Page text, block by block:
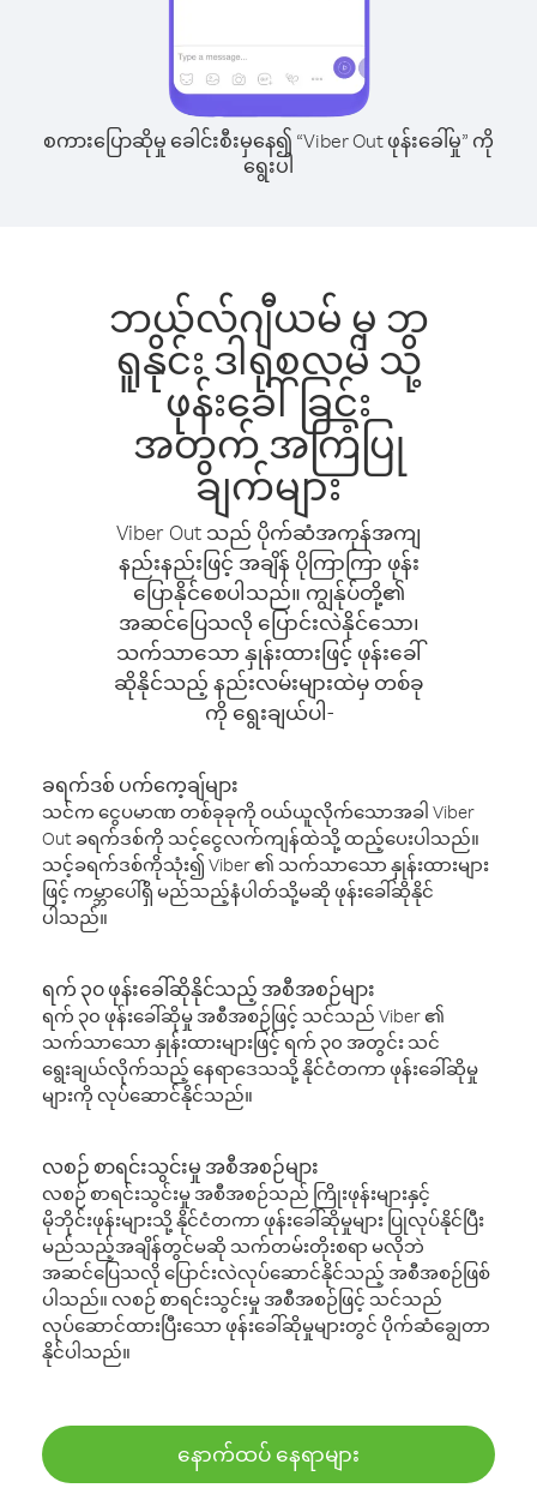
စကားပြောဆိုမှု ခေါင်းစီးမှနေ၍ “Viber Out ဖုန်းခေါ်မှု” ကို
ရွေးပါ
ဘယ်လ်ဂျီယမ် မှ ဘ
ရူနိုင်း ဒါရုစလမ် သို့
ဖုန်းခေါ်ခြင်း
အတွက် အကြံပြု
ချက်များ
Viber Out သည် ပိုက်ဆံအကုန်အကျ
နည်းနည်းဖြင့် အချိန် ပိုကြာကြာ ဖုန်း
ပြောနိုင်စေပါသည်။ ကျွန်ုပ်တို့၏
အဆင်ပြေသလို ပြောင်းလဲနိုင်သော၊
သက်သာသော နှုန်းထားဖြင့် ဖုန်းခေါ်
ဆိုနိုင်သည့် နည်းလမ်းများထဲမှ တစ်ခု
ကို ရွေးချယ်ပါ-
ခရက်ဒစ် ပက်ကေ့ချ်များ
သင်က ငွေပမာဏ တစ်ခုခုကို ဝယ်ယူလိုက်သောအခါ Viber
Out ခရက်ဒစ်ကို သင့်ငွေလက်ကျန်ထဲသို့ ထည့်ပေးပါသည်။
သင့်ခရက်ဒစ်ကိုသုံး၍ Viber ၏ သက်သာသော နှုန်းထားများ
ဖြင့် ကမ္ဘာပေါ်ရှိ မည်သည့်နံပါတ်သို့မဆို ဖုန်းခေါ်ဆိုနိုင်
ပါသည်။
ရက် ၃၀ ဖုန်းခေါ်ဆိုနိုင်သည့် အစီအစဉ်များ
ရက် ၃၀ ဖုန်းခေါ်ဆိုမှု အစီအစဉ်ဖြင့် သင်သည် Viber ၏
သက်သာသော နှုန်းထားများဖြင့် ရက် ၃၀ အတွင်း သင်
ရွေးချယ်လိုက်သည့် နေရာဒေသသို့ နိုင်ငံတကာ ဖုန်းခေါ်ဆိုမှု
များကို လုပ်ဆောင်နိုင်သည်။
လစဉ် စာရင်းသွင်းမှု အစီအစဉ်များ
လစဉ် စာရင်းသွင်းမှု အစီအစဉ်သည် ကြိုးဖုန်းများနှင့်
မိုဘိုင်းဖုန်းများသို့ နိုင်ငံတကာ ဖုန်းခေါ်ဆိုမှုများ ပြုလုပ်နိုင်ပြီး
မည်သည့်အချိန်တွင်မဆို သက်တမ်းတိုးစရာ မလိုဘဲ
အဆင်ပြေသလို ပြောင်းလဲလုပ်ဆောင်နိုင်သည့် အစီအစဉ်ဖြစ်
ပါသည်။ လစဉ် စာရင်းသွင်းမှု အစီအစဉ်ဖြင့် သင်သည်
လုပ်ဆောင်ထားပြီးသော ဖုန်းခေါ်ဆိုမှုများတွင် ပိုက်ဆံချွေတာ
နိုင်ပါသည်။
နောက်ထပ် နေရာများ